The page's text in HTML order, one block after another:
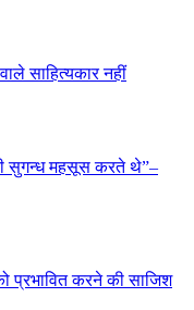
साहित्यकार नहीं
की सुगन्ध महसूस करते थे”–
प्रभावित करने की साजिश